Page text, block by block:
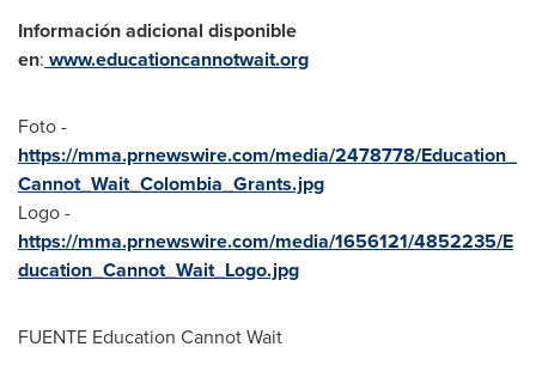
Información adicional disponible
en: www.educationcannotwait.org
Foto -
https://mma.prnewswire.com/media/2478778/Education_
Cannot_Wait_Colombia_Grants.jpg
Logo -
https://mma.prnewswire.com/media/1656121/4852235/E
ducation_Cannot_Wait_Logo.jpg
FUENTE Education Cannot Wait